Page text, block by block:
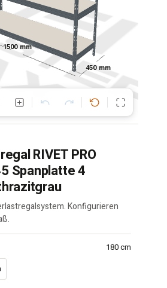
1500 mm
450 mm
RIVET PRO
Spanplatte 4
Konfigurieren
180 cm